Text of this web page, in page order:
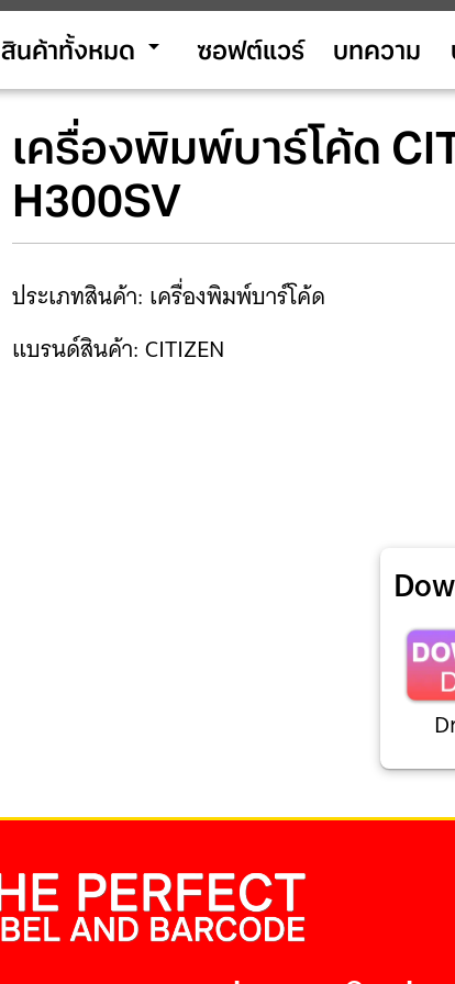
สินค้าทั้งหมด arrow_drop_down ซอฟต์แวร์ บทความ
เครื่องพิมพ์บาร์โค้ด
H300SV
ประเภทสินค้า: เครื่องพิมพ์บาร์โค้ด
แบรนด์สินค้า: CITIZEN